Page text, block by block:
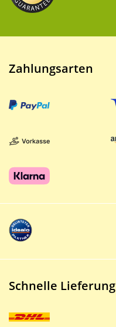
Zahlungsarten
Schnelle Lieferung